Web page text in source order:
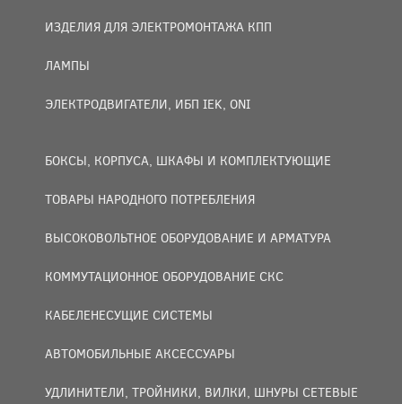
ИЗДЕЛИЯ ДЛЯ ЭЛЕКТРОМОНТАЖА КПП
ЛАМПЫ
ЭЛЕКТРОДВИГАТЕЛИ, ИБП IEK, ONI
БОКСЫ, КОРПУСА, ШКАФЫ И КОМПЛЕКТУЮЩИЕ
ТОВАРЫ НАРОДНОГО ПОТРЕБЛЕНИЯ
ВЫСОКОВОЛЬТНОЕ ОБОРУДОВАНИЕ И АРМАТУРА
КОММУТАЦИОННОЕ ОБОРУДОВАНИЕ СКС
КАБЕЛЕНЕСУЩИЕ СИСТЕМЫ
АВТОМОБИЛЬНЫЕ АКСЕССУАРЫ
УДЛИНИТЕЛИ, ТРОЙНИКИ, ВИЛКИ, ШНУРЫ СЕТЕВЫЕ